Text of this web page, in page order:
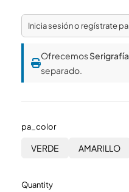
Inicia sesión o regístrate
OfrecemosSerigrafía
separado.
pa_color
VERDE AMARILLO
Quantity